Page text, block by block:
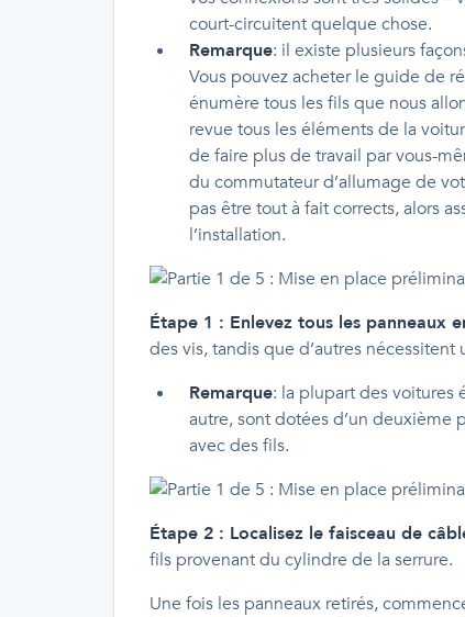
court-circuitent quelque chose.
Remarque: il existe plusieurs
Vous pouvez acheter le guide de
énumère tous les fils que nous
revue tous les éléments de la
de faire plus de travail par vous-
du commutateur d’allumage de
pas être tout à fait corrects, alors
l’installation.
Étape 1 : Enlevez tous les panneaux
des vis, tandis que d’autres
Remarque: la plupart des voitures
autre, sont dotées d’un deuxième
avec des fils.
Étape 2 : Localisez le faisceau de
fils provenant du cylindre de la serrure.
Une fois les panneaux retirés,